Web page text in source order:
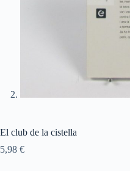
El club de la cistella
5,98 €